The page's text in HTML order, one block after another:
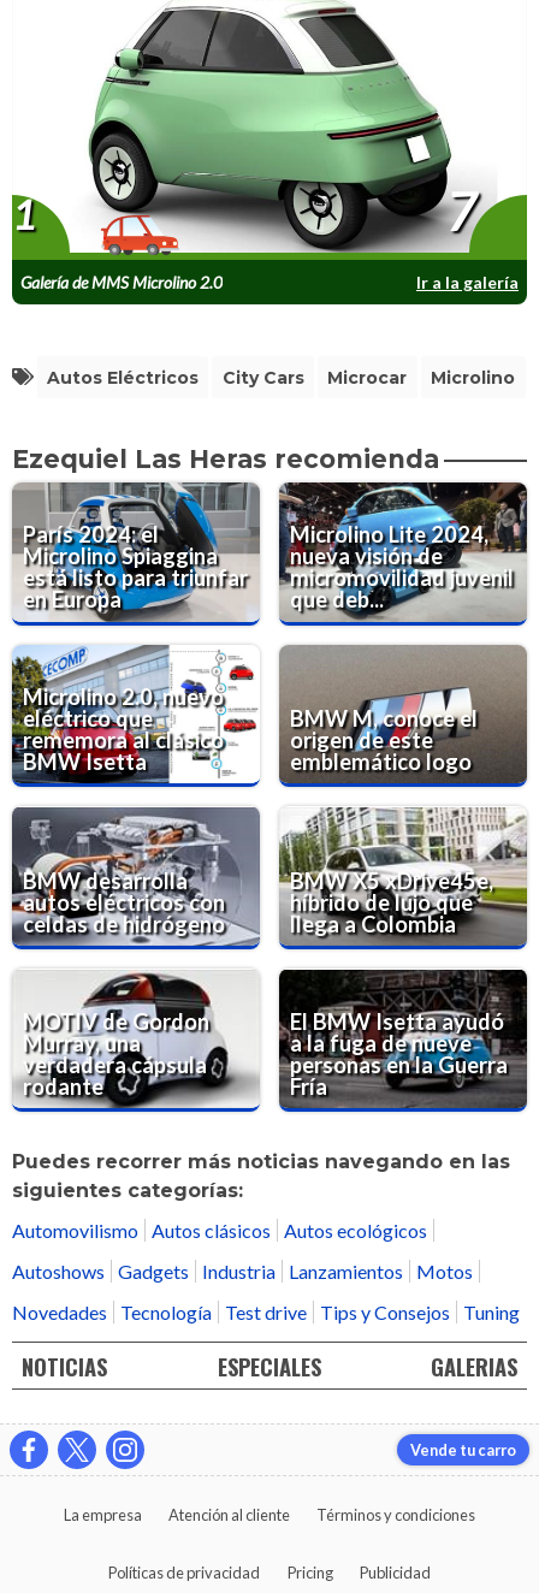
Galería de MMS Microlino 2.0 Ir a la galería
1 7
Autos Eléctricos City Cars Microcar Microlino
Ezequiel Las Heras recomienda
París 2024: el
Microlino Spiaggina
está listo para triunfar
en Europa
Microlino Lite 2024,
nueva visión de
micromovilidad juvenil
que deb...
Microlino 2.0, nuevo
eléctrico que
rememora al clásico
BMW Isetta
BMW M, conoce el
origen de este
emblemático logo
BMW desarrolla
autos eléctricos con
celdas de hidrógeno
BMW X5 xDrive45e,
híbrido de lujo que
llega a Colombia
MOTIV de Gordon
Murray, una
verdadera cápsula
rodante
El BMW Isetta ayudó
a la fuga de nueve
personas en la Guerra
Fría
Puedes recorrer más noticias navegando en las
siguientes categorías:
Automovilismo Autos clásicos
Autos ecológicos
Autoshows
Gadgets Industria Lanzamientos
Motos
Novedades
Tecnología Test drive Tips y Consejos Tuning
NOTICIAS ESPECIALES GALERIAS
Vende tu carro
La empresa Atención al cliente Términos y condiciones
Políticas de privacidad Pricing Publicidad